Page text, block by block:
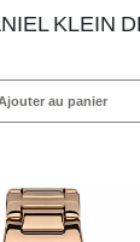
KLEIN
au panier